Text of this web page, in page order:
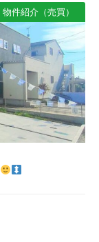
物件紹介（売買）